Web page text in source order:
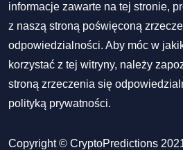
informacje zawarte na tej stronie,
z naszą stroną poświęconą
odpowiedzialności. Aby móc w
korzystać z tej witryny, należy
stroną zrzeczenia się
polityką prywatności.
Copyright © CryptoPredictions